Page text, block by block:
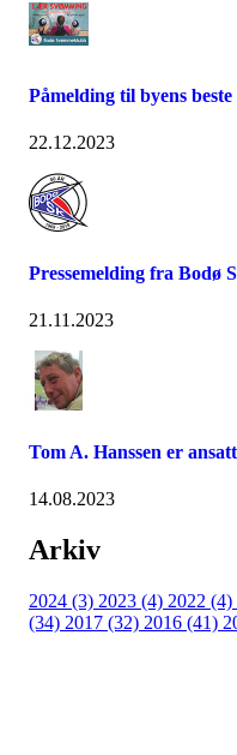
Påmelding til byens
22.12.2023
Pressemelding fra Bodø
21.11.2023
Tom A. Hanssen er
14.08.2023
Arkiv
2024 (3) 2023 (4) 2022 (4)
(34) 2017 (32) 2016 (41)